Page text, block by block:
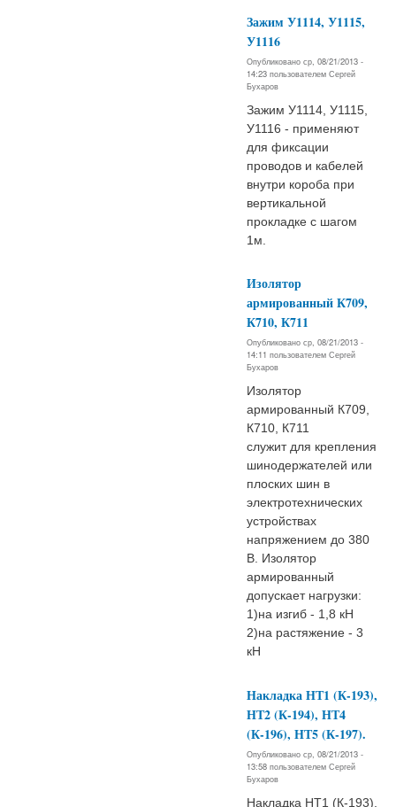
Зажим У1114, У1115,
У1116
Опубликовано ср, 08/21/2013 -
14:23 пользователем Сергей
Бухаров
Зажим У1114, У1115,
У1116 - применяют
для фиксации
проводов и кабелей
внутри короба при
вертикальной
прокладке с шагом
1м.
Изолятор
армированный К709,
К710, К711
Опубликовано ср, 08/21/2013 -
14:11 пользователем Сергей
Бухаров
Изолятор
армированный К709,
К710, К711
служит для крепления
шинодержателей или
плоских шин в
электротехнических
устройствах
напряжением до 380
В. Изолятор
армированный
допускает нагрузки:
1)на изгиб - 1,8 кН
2)на растяжение - 3
кН
Накладка НТ1 (К-193),
НТ2 (К-194), НТ4
(К-196), НТ5 (К-197).
Опубликовано ср, 08/21/2013 -
13:58 пользователем Сергей
Бухаров
Накладка НТ1 (К-193),